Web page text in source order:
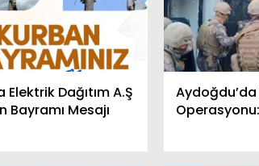
Elektrik Dağıtım A.Ş
Bayramı Mesajı